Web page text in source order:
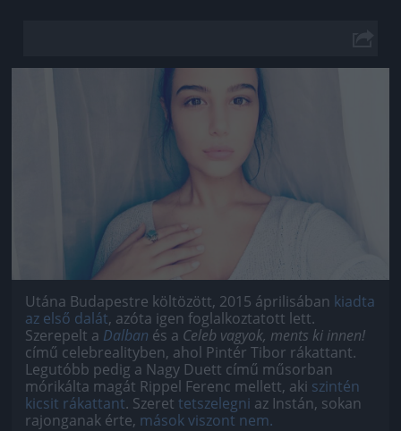
Jön még kép!
Utána Budapestre költözött, 2015 áprilisában kiadta
az első dalát, azóta igen foglalkoztatott lett.
Szerepelt a Dalban és a Celeb vagyok, ments ki innen!
című celebrealityben, ahol Pintér Tibor rákattant.
Legutóbb pedig a Nagy Duett című műsorban
mórikálta magát Rippel Ferenc mellett, aki szintén
kicsit rákattant. Szeret tetszelegni az Instán, sokan
rajonganak érte, mások viszont nem.